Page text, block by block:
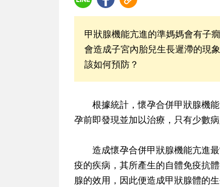
甲狀腺機能亢進的準媽媽會有子
會造成子宮內胎兒生長遲滯的現
該如何預防？
根據統計，懷孕合併甲狀腺機能
孕前即發現並加以治療，只有少數
造成懷孕合併甲狀腺機能亢進最
疫的疾病，其所產生的自體免疫抗
腺的效用，因此便造成甲狀腺體的生